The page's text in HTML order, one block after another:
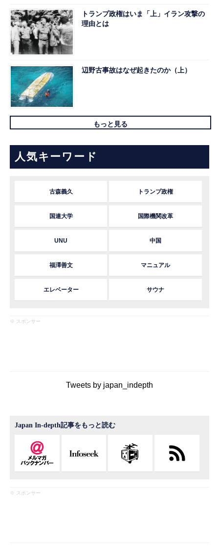
トランプ政権はいま「上」イラン攻撃の
理由とは
辺野古事故はなぜ起きたのか（上）
もっと見る
人気キーワード
古森義久 トランプ政権
国連大学 国際機関改革
UNU 中国
福澤善文 マニュアル
エレベーター サウナ
※ スポンサー
Tweets by japan_indepth
Japan In-depth記事をもっと読む
※ スポンサー